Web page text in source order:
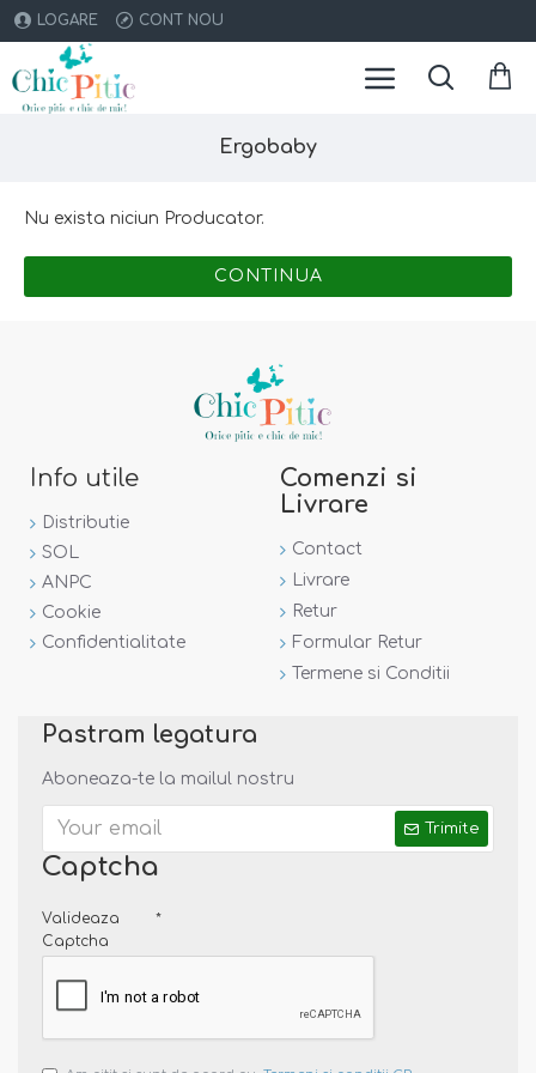
LOGARE CONT NOU
Ergobaby
Nu exista niciun Producator.
CONTINUA
Info utile
Distributie
SOL
ANPC
Cookie
Confidentialitate
Comenzi si
Livrare
Contact
Livrare
Retur
Formular Retur
Termene si Conditii
Pastram legatura
Aboneaza-te la mailul nostru
Trimite
Captcha
Valideaza
Captcha